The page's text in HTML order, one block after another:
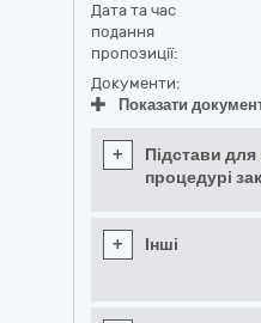
Дата та час
подання
пропозиції:
Документи:
Показати
+
Підстави для
процедурі
+ Інші